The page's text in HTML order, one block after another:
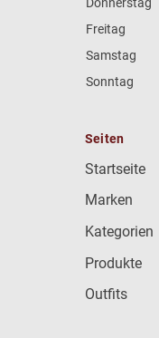
Freitag
Samstag
Sonntag
Seiten
Startseite
Marken
Kategorien
Produkte
Outfits